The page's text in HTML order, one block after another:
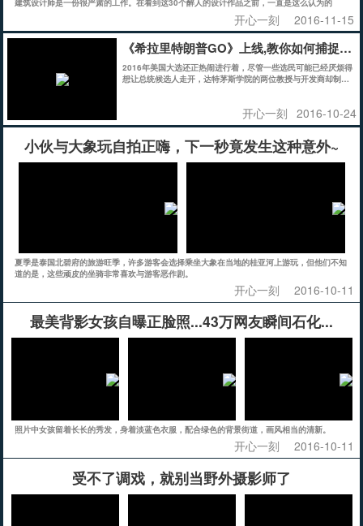
建筑设计师是一份很严肃的工作。在看到这30个醉人的设计作品之前，一直是这么认为的
开心一刻 2016-11-15
《希拉里特朗普GO》上线,教你如何捕捉川
2016年美国大选还正热闹进行着，尽管一些选民可能已经厌烦得
想让总统候选人走开，达特茅斯学院的两位教授与开发商却制作
开心一刻 2016-10-24
小伙与大象玩自拍正嗨，下一秒竟发生这种意外~
夏季是泰国北碧府的旅游旺季，许多游客会选择乘坐大象在当地的桂亚河上游玩，但他们不知
道的是，这些顽皮的坐骑非常喜欢与游客恶作剧。
开心一刻 2016-10-11
最美背影女孩自曝正脸照...43万网友瞬间石化...
照片中女孩留着长长的秀发，身着淡蓝色衣服，配合绿色的背景街道，画风相当的清新。
开心一刻 2016-10-11
受不了调戏，就别当野外摄影师了